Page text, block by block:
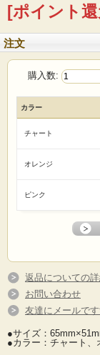
[ポイント
注文
購入数:
カラー
チャート
オレンジ
ピンク
返品についての
お問い合わせ
友達にメールで
●サイズ：
●カラー：チャート、